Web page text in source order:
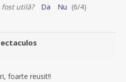
utilă?
Da Nu (6/4)
foarte reusit!!